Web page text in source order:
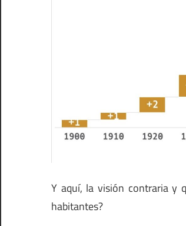
Y aquí, la visión contraria y
habitantes?